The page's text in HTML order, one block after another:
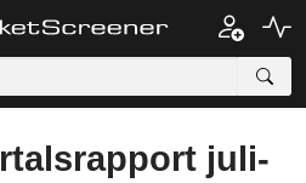
juli-